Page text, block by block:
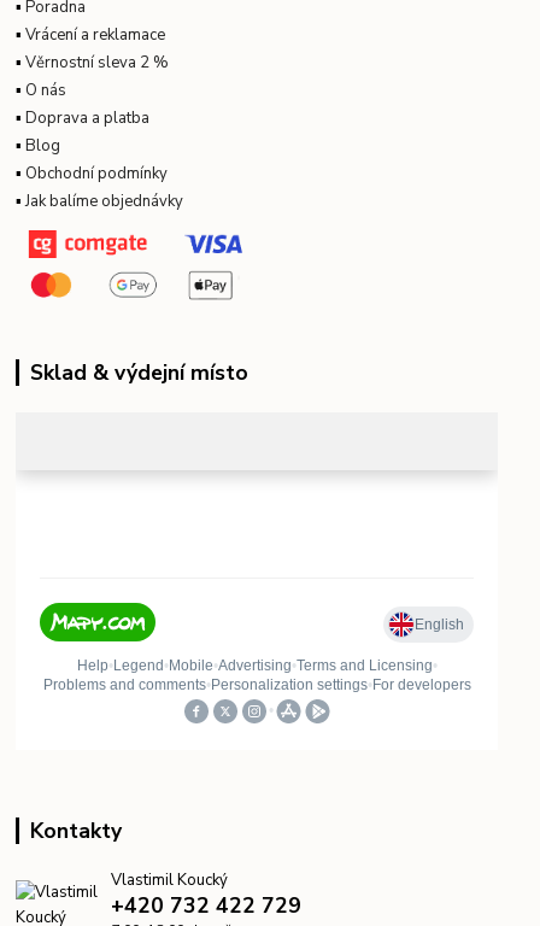
▪Poradna
▪Vrácení a reklamace
▪Věrnostní sleva 2 %
▪ O nás
▪Doprava a platba
▪Blog
▪ Obchodní podmínky
▪Jak balíme objednávky
Sklad & výdejní místo
Kontakty
Vlastimil Koucký
+420 732 422 729